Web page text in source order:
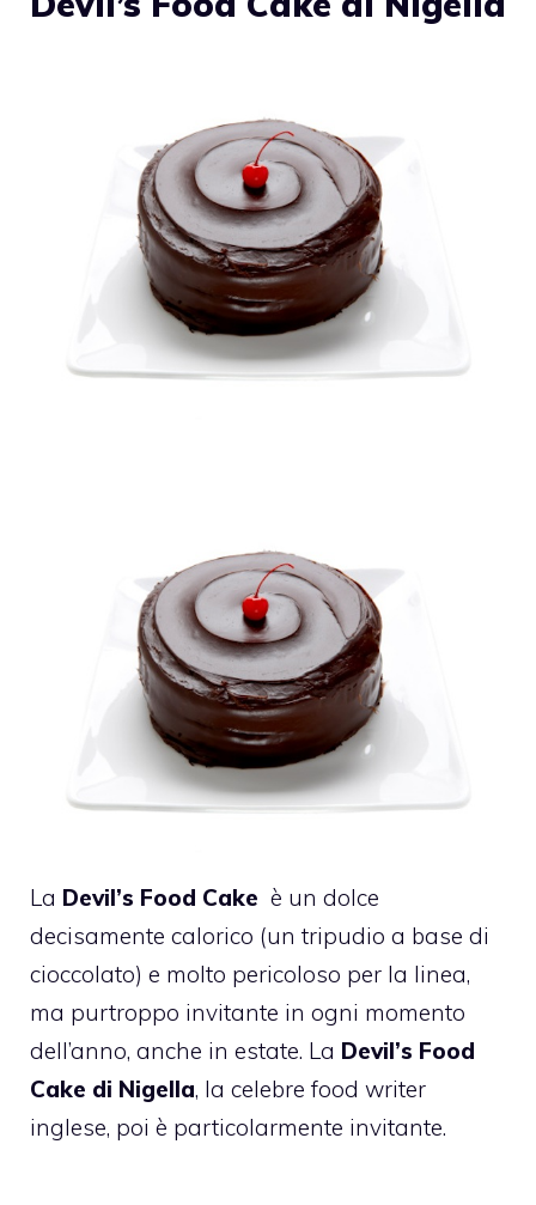
La Devil’s Food Cake è un dolce
decisamente calorico (un tripudio a base di
cioccolato) e molto pericoloso per la linea,
ma purtroppo invitante in ogni momento
dell’anno, anche in estate. La Devil’s Food
Cake di Nigella, la celebre food writer
inglese, poi è particolarmente invitante.